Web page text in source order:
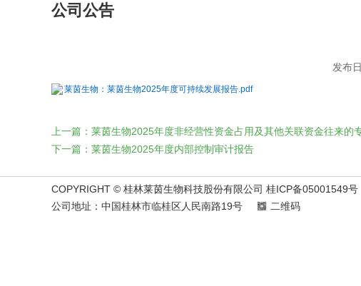
公司公告
发布
莱茵生物：莱茵生物2025年度可持续发展报告.pdf
上一篇：莱茵生物2025年度非经营性资金占用及其他关联资金往来的
下一篇：莱茵生物2025年度内部控制审计报告
COPYRIGHT © 桂林莱茵生物科技股份有限公司 桂ICP备05001549号
公司地址：中国桂林市临桂区人民南路19号
二维码